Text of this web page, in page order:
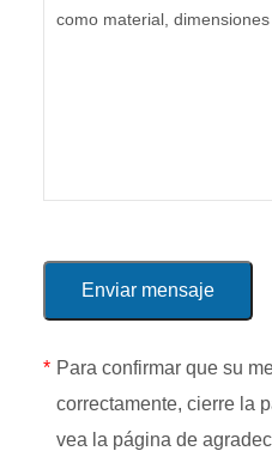
* Para confirmar que su
correctamente, cierre la
vea la página de